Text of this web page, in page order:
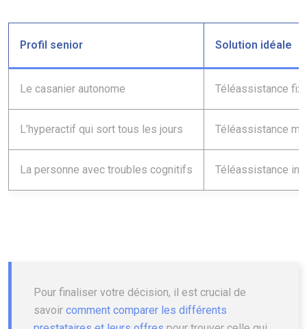
Profil senior Solution idéale
Le casanier autonome Téléassistance
L’hyperactif qui sort tous les jours Téléassistance
La personne avec troubles cognitifs Téléassistance
Pour finaliser votre décision, il est crucial de
savoir comment comparer les différents